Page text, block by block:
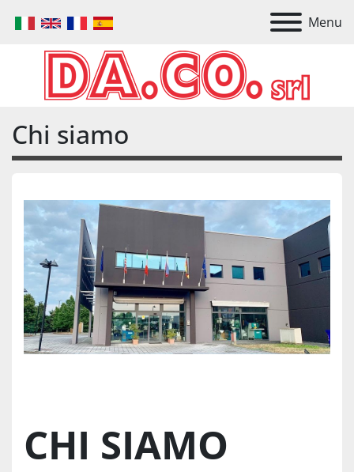
Menu
Chi siamo
CHI SIAMO